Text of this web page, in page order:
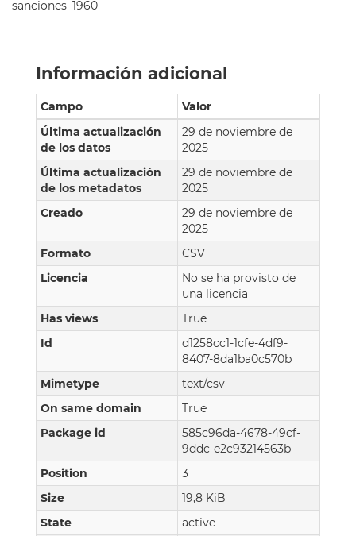
sanciones_1960
Información adicional
Campo
Valor
Última actualización
de los datos
29 de noviembre de
2025
Última actualización
de los metadatos
29 de noviembre de
2025
Creado
29 de noviembre de
2025
Formato
CSV
Licencia
No se ha provisto de
una licencia
Has views
True
Id
d1258cc1-1cfe-4df9-
8407-8da1ba0c570b
Mimetype
text/csv
On same domain
True
Package id
585c96da-4678-49cf-
9ddc-e2c93214563b
Position
3
Size
19,8 KiB
State
active